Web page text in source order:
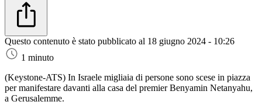
Questo contenuto è stato pubblicato al 18 giugno 2024 - 10:26
1 minuto
(Keystone-ATS) In Israele migliaia di persone sono scese in piazza
per manifestare davanti alla casa del premier Benyamin Netanyahu,
a Gerusalemme.